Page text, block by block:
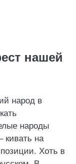
нашей
народ в
народы
кивать на
Хоть в